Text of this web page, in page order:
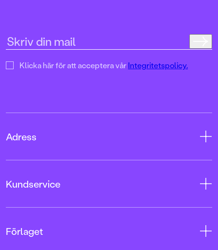
Klicka här för att acceptera vårIntegritetspolicy.
Adress
103 12 Stockholm
Kundservice
Kundservice
Förlaget